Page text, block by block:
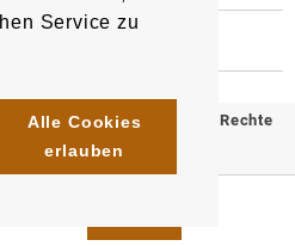
Service zu
Alle Cookies
erlauben
mit dem speziell
kompatibel.
EAN/ Gebinde1
4061765979907
Ice 20mg
Marion Winkels e.K. Alle Rechte